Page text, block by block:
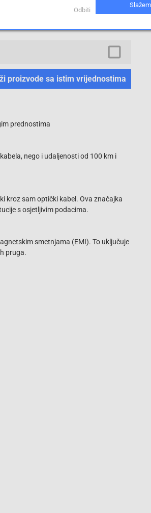
proizvode sa istim vrijednostima
prednostima
nego i udaljenosti od 100 km i
kroz sam optički kabel. Ova značajka
s osjetljivim podacima.
smetnjama (EMI). To uključuje
pruga.
Odbiti